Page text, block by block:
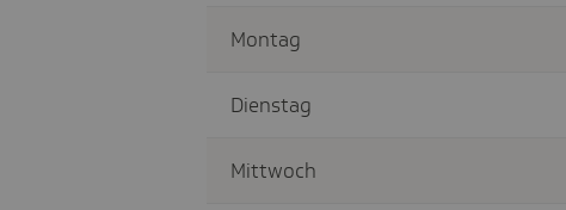
Montag
Dienstag
Mittwoch